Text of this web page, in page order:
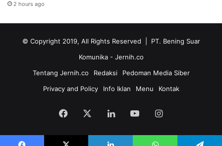
2 hours ago
© Copyright 2019, All Rights Reserved | PT. Bening Suar
Komunika - Jernih.co
Tentang Jernih.co
Redaksi
Pedoman Media Siber
Privacy and Policy
Info Iklan Menu Kontak
Facebook LinkedInYouTubeInstagram